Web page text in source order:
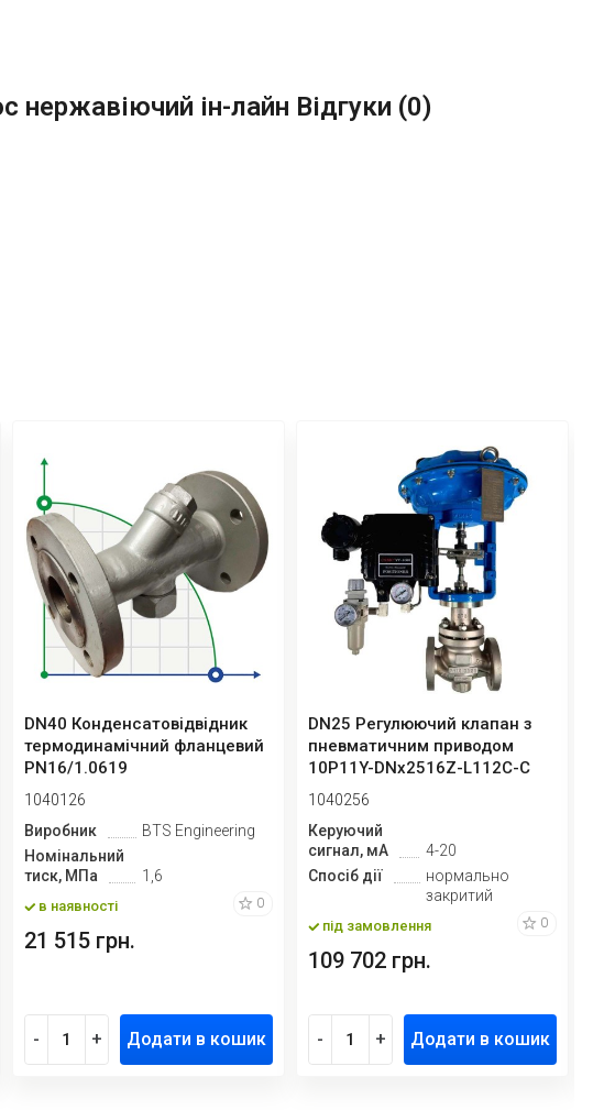
нержавіючий ін-лайн Відгуки (0)
DN40 Конденсатовідвідник
термодинамічний фланцевий
PN16/1.0619
1040126
Виробник
BTS Engineering
Номінальний
тиск, МПа
1,6
в наявності 0
21 515 грн.
- + Додати в кошик
DN25 Регулюючий клапан з
пневматичним приводом
10Р11Y-DNx2516Z-L112C-C
(корпу...
1040256
Керуючий
сигнал, мА
4-20
Спосіб дії
нормально
закритий
під замовлення 0
109 702 грн.
- + Додати в кошик